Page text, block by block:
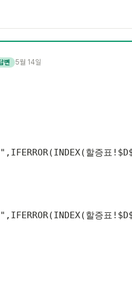
변 5월 14일
, IFERROR(INDEX(할증표
, IFERROR(INDEX(할증표